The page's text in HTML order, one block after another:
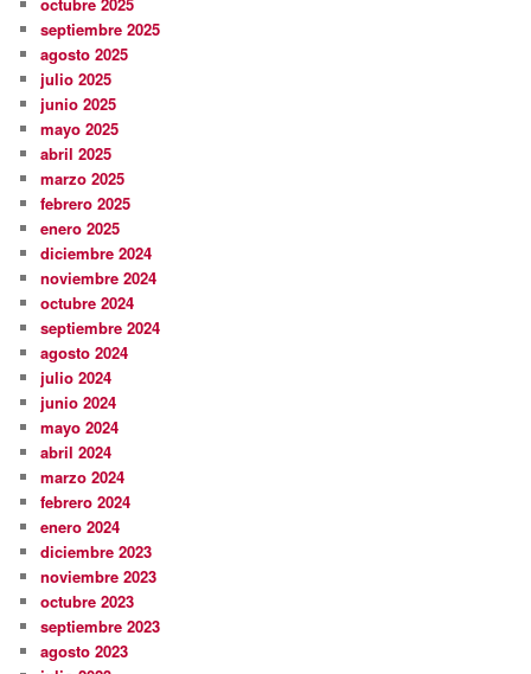
octubre 2025
septiembre 2025
agosto 2025
julio 2025
junio 2025
mayo 2025
abril 2025
marzo 2025
febrero 2025
enero 2025
diciembre 2024
noviembre 2024
octubre 2024
septiembre 2024
agosto 2024
julio 2024
junio 2024
mayo 2024
abril 2024
marzo 2024
febrero 2024
enero 2024
diciembre 2023
noviembre 2023
octubre 2023
septiembre 2023
agosto 2023